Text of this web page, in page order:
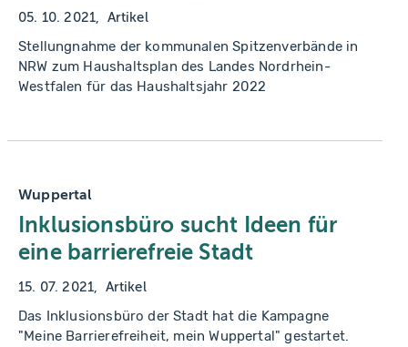
05. 10. 2021 Artikel
Stellungnahme der kommunalen Spitzenverbände in
NRW zum Haushaltsplan des Landes Nordrhein-
Westfalen für das Haushaltsjahr 2022
Wuppertal
Inklusionsbüro sucht Ideen für
eine barrierefreie Stadt
15. 07. 2021 Artikel
Das Inklusionsbüro der Stadt hat die Kampagne
"Meine Barrierefreiheit, mein Wuppertal" gestartet.